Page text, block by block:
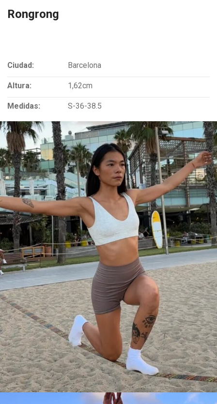
Rongrong
Ciudad: Barcelona
Altura: 1,62cm
Medidas: S-36-38.5